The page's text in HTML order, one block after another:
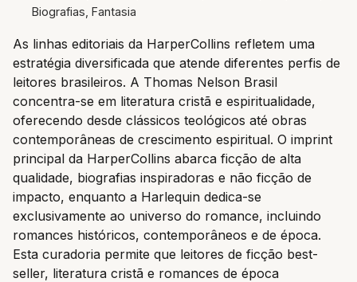
Biografias, Fantasia
As linhas editoriais da HarperCollins refletem uma
estratégia diversificada que atende diferentes perfis de
leitores brasileiros. A Thomas Nelson Brasil
concentra-se em literatura cristã e espiritualidade,
oferecendo desde clássicos teológicos até obras
contemporâneas de crescimento espiritual. O imprint
principal da HarperCollins abarca ficção de alta
qualidade, biografias inspiradoras e não ficção de
impacto, enquanto a Harlequin dedica-se
exclusivamente ao universo do romance, incluindo
romances históricos, contemporâneos e de época.
Esta curadoria permite que leitores de ficção best-
seller, literatura cristã e romances de época